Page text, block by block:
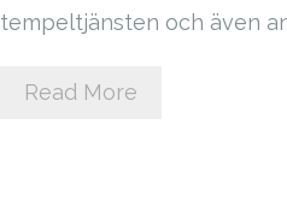
tempeltjänsten och även
Read More